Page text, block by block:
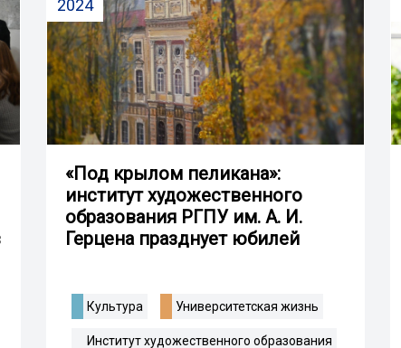
2024
«Под крылом пеликана»:
институт художественного
образования РГПУ им. А. И.
Герцена празднует юбилей
Культура Университетская жизнь
Институт художественного образования